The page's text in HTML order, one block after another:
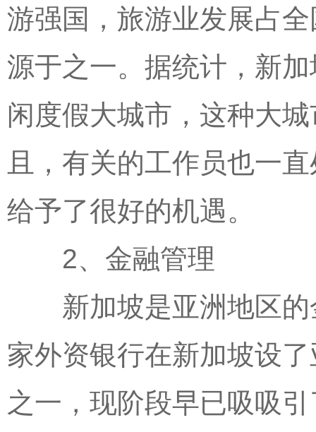
游强国，旅游业发展占
源于之一。据统计，新
闲度假大城市，这种大
且，有关的工作员也一
给予了很好的机遇。
2、金融管理
新加坡是亚洲地区的
家外资银行在新加坡设
之一，现阶段早已吸吸